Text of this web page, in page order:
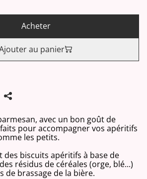
Acheter
au panier
avec un bon goût de
pour accompagner vos apéritifs
les petits.
des biscuits apéritifs à base de
résidus de céréales (orge, blé...)
de brassage de la bière.